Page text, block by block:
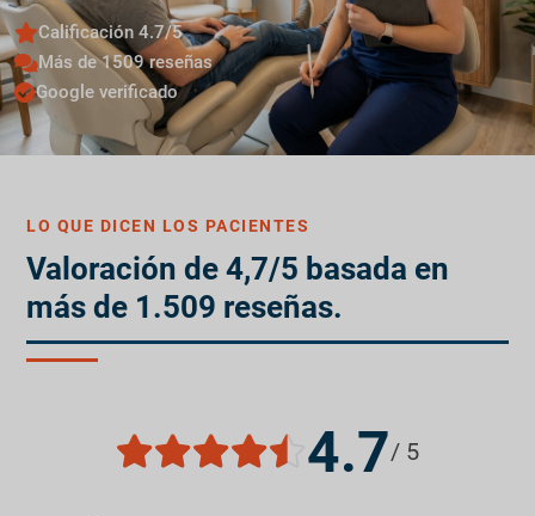
Calificación 4.7/5
Más de 1509 reseñas
Google verificado
LO QUE DICEN LOS PACIENTES
Valoración de 4,7/5 basada en
más de 1.509 reseñas.
4.7/ 5